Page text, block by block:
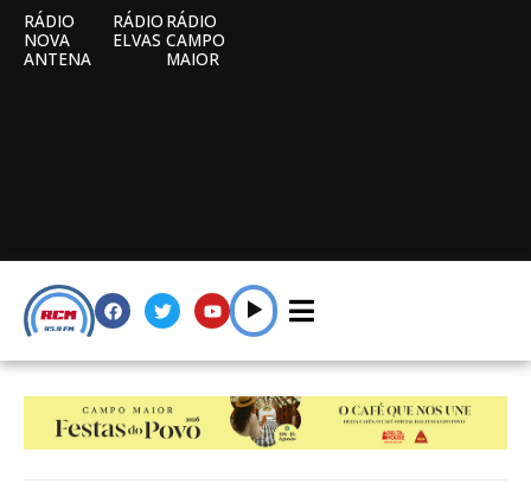
RÁDIO
NOVA
ANTENA
RÁDIO
ELVAS
RÁDIO
CAMPO
MAIOR